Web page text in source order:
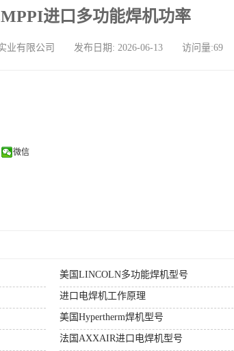
进口多功能焊机功率
实业有限公司 发布日期: 2026-06-13 访问量:69
微信
美国LINCOLN多功能焊机型号
进口电焊机工作原理
美国Hypertherm焊机型号
法国AXXAIR进口电焊机型号